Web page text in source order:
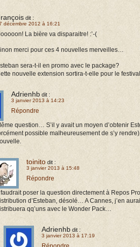
dit :
décembre 2012 à 16:21
La bière va disparaitre! :’-(
merci pour ces 4 nouvelles merveilles…
sera-t-il en promo avec le package?
nouvelle extension sortira-t-elle pour le
Adrienhb dit :
3 janvier 2013 à 14:23
question… S’il y avait un moyen d’obtenir
possible malheureusement de s’y
Répondre
toinito dit :
3 janvier 2013 à 15:48
Il faudrait poser la question directement à Repos
d’Esteban, désolé… A Cannes, j’en
qq’uns avec le Wonder Pack…
Répondre
Adrienhb dit :
3 janvier 2013 à 17:19